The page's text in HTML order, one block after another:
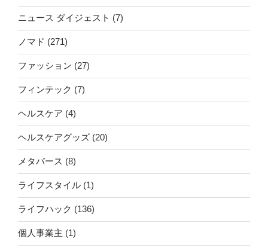
ニュース ダイジェスト (7)
ノマド (271)
ファッション (27)
フィンテック (7)
ヘルスケア (4)
ヘルスケアグッズ (20)
メタバース (8)
ライフスタイル (1)
ライフハック (136)
個人事業主 (1)